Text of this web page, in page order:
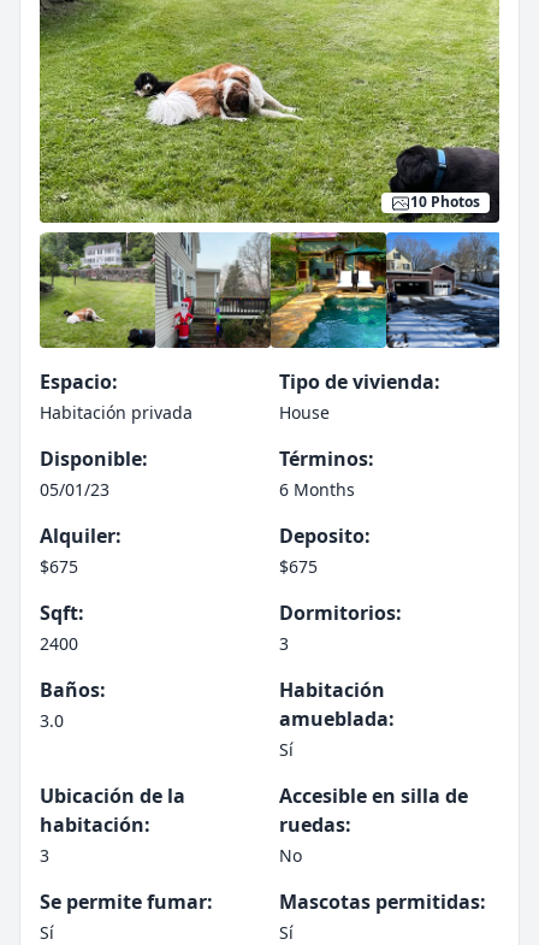
10 Photos
Espacio:
Habitación privada
Tipo de vivienda:
House
Disponible:
05/01/23
Términos:
6 Months
Alquiler:
$675
Deposito:
$675
Sqft:
2400
Dormitorios:
3
Baños:
3.0
Habitación
amueblada:
Sí
Ubicación de la
habitación:
3
Accesible en silla de
ruedas:
No
Se permite fumar:
Sí
Mascotas permitidas:
Sí